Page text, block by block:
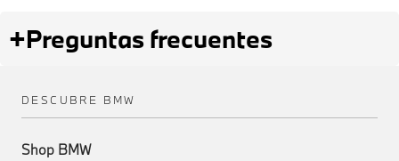
+Preguntas frecuentes
DESCUBRE BMW
Shop BMW